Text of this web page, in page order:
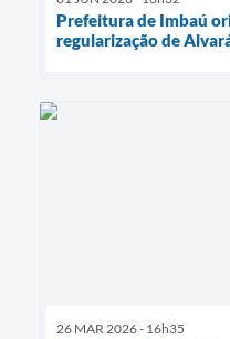
Prefeitura de Imbaú
regularização de
26 MAR 2026 - 16h35